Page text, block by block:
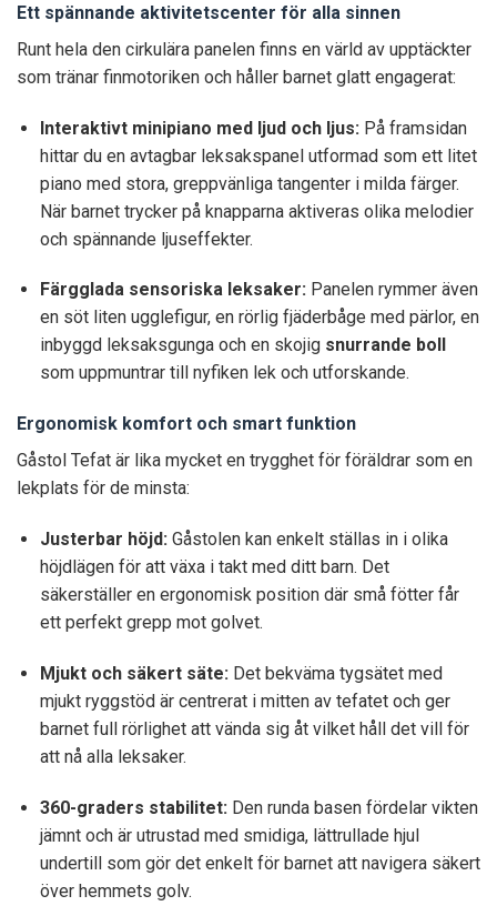
Ett spännande aktivitetscenter för alla sinnen
Runt hela den cirkulära panelen finns en värld av upptäckter
som tränar finmotoriken och håller barnet glatt engagerat:
Interaktivt minipiano med ljud och ljus: På framsidan
hittar du en avtagbar leksakspanel utformad som ett litet
piano med stora, greppvänliga tangenter i milda färger.
När barnet trycker på knapparna aktiveras olika melodier
och spännande ljuseffekter.
Färgglada sensoriska leksaker:Panelen rymmer även
en söt liten ugglefigur, en rörlig fjäderbåge med pärlor, en
inbyggd leksaksgunga och en skojig snurrande boll
som uppmuntrar till nyfiken lek och utforskande.
Ergonomisk komfort och smart funktion
Gåstol Tefat är lika mycket en trygghet för föräldrar som en
lekplats för de minsta:
Justerbar höjd:Gåstolen kan enkelt ställas in i olika
höjdlägen för att växa i takt med ditt barn. Det
säkerställer en ergonomisk position där små fötter får
ett perfekt grepp mot golvet.
Mjukt och säkert säte: Det bekväma tygsätet med
mjukt ryggstöd är centrerat i mitten av tefatet och ger
barnet full rörlighet att vända sig åt vilket håll det vill för
att nå alla leksaker.
360-graders stabilitet: Den runda basen fördelar vikten
jämnt och är utrustad med smidiga, lättrullade hjul
undertill som gör det enkelt för barnet att navigera säkert
över hemmets golv.